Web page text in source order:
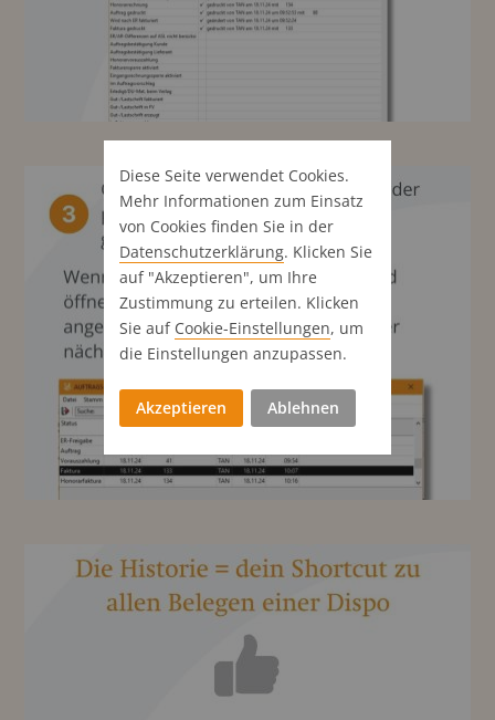
Diese Seite verwendet Cookies.
Mehr Informationen zum Einsatz
von Cookies finden Sie in der
Datenschutz­erklärung. Klicken Sie
auf "Akzeptieren", um Ihre
Zustimmung zu erteilen. Klicken
Sie auf Cookie-Einstellungen, um
die Einstellungen anzupassen.
Akzeptieren Ablehnen